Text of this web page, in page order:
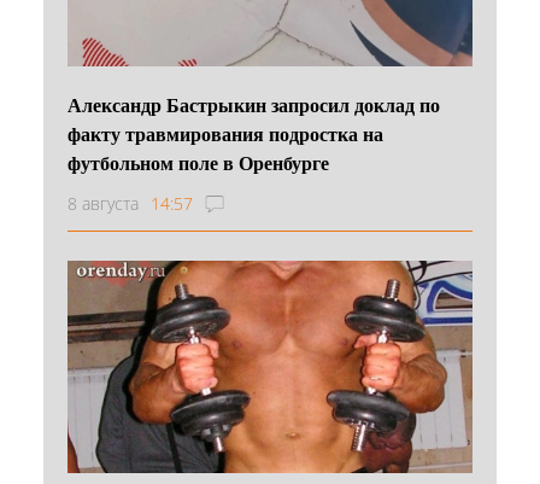
Александр Бастрыкин запросил доклад по
факту травмирования подростка на
футбольном поле в Оренбурге
8 августа 14:57